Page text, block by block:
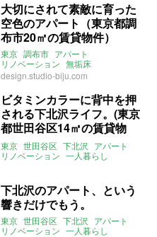
大切にされて素敵に育った
空色のアパート（東京都調
布市20㎡の賃貸物件）
東京 調布市 アパート
リノベーション 無垢床
一人暮らし 仙川駅 賃貸
design.studio-biju.com
ビタミンカラーに背中を押
される下北沢ライフ。(東京
都世田谷区14㎡の賃貸物
件)
東京 世田谷区 下北沢 アパート
リノベーション 一人暮らし
下北沢のアパート、という
響きだけでもう。
東京 世田谷区 下北沢 アパート
リノベーション 一人暮らし